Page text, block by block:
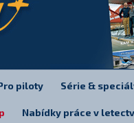
piloty Série &
Nabídky práce v